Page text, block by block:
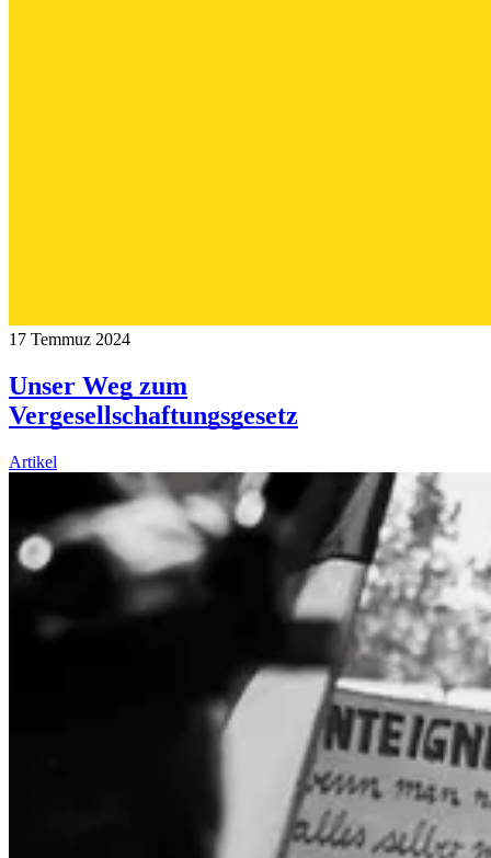
17 Temmuz 2024
Unser Weg zum
Vergesellschaftungsgesetz
Artikel